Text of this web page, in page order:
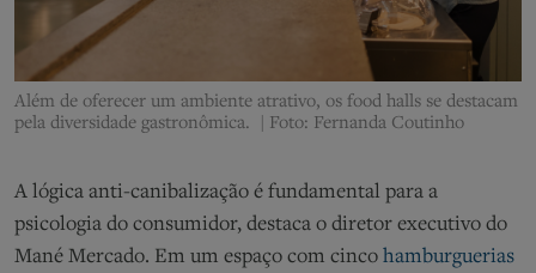
Além de oferecer um ambiente atrativo, os food halls se destacam
pela diversidade gastronômica. | Foto: Fernanda Coutinho
A lógica anti-canibalização é fundamental para a
psicologia do consumidor, destaca o diretor executivo do
Mané Mercado. Em um espaço com cinco hamburguerias